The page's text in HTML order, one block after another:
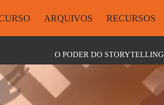
ARQUIVOS RECURSOS
O PODER DO STORYTELLING